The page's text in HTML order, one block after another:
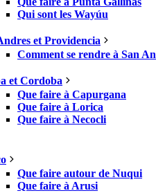
Qui sont les Wayúu
et Providencia
Comment se rendre à San
et Cordoba
Que faire à Capurgana
Que faire à Lorica
Que faire à Necocli
Que faire autour de Nuqui
Que faire à Arusi